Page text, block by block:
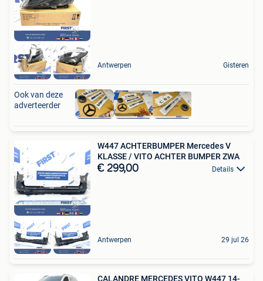
Antwerpen Gisteren
Ook van deze
adverteerder
W447 ACHTERBUMPER Mercedes V
KLASSE / VITO ACHTER BUMPER ZWA
€ 299,00 Details
Antwerpen 29 jul 26
CALANDRE MERCEDES VITO W447 14-